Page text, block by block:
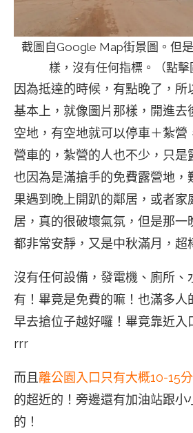
截圖自Google Map街景圖。但
樣，沒有任何指標。（點擊
因為抵達的時候，有點晚了，所
基本上，就像圖片那樣，開進去
空地，有空地就可以停車＋紮營
營車的，紮營的人也不少，只是
也因為是滿搶手的免費露營地，
果遇到晚上開趴的鄰居，或者家
居，真的很破壞氣氛，但是那一
都非常安靜，又是中秋滿月，超
沒有任何設備，發電機、廁所、
有！畢竟是免費的嘛！也滿多人
早去搶位子越好囉！畢竟靠近入
rrr
而且離公園入口只有大概10-15
的超近的！旁邊還有加油站跟小
的！